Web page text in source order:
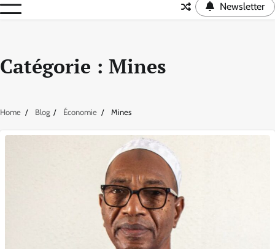
Newsletter
Catégorie : Mines
Home Blog Économie Mines